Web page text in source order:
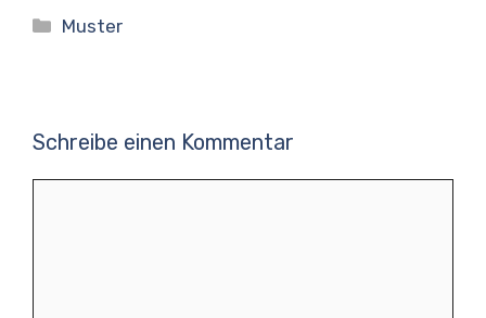
Kategorien
Muster
Schreibe einen Kommentar